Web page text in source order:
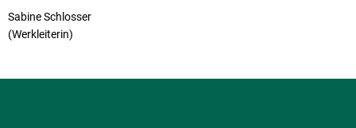
Sabine Schlosser
(Werkleiterin)